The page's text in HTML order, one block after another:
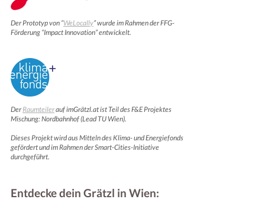
Der Prototyp von “WeLocally” wurde im Rahmen der FFG-
Förderung “Impact Innovation” entwickelt.
DerRaumteilerauf imGrätzl.at ist Teil des F&E Projektes
Mischung: Nordbahnhof (Lead TU Wien).
Dieses Projekt wird aus Mitteln des Klima- und Energiefonds
gefördert und im Rahmen der Smart-Cities-Initiative
durchgeführt.
Entdecke dein Grätzl in Wien: